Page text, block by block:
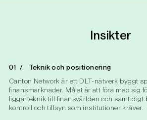
Insikter
Teknik och positionering
Canton Network är ett DLT-nätverk byggt
finansmarknader. Målet är att föra med sig
liggarteknik till finansvärlden och samtidigt
kontroll och tillsyn som institutioner kräver.